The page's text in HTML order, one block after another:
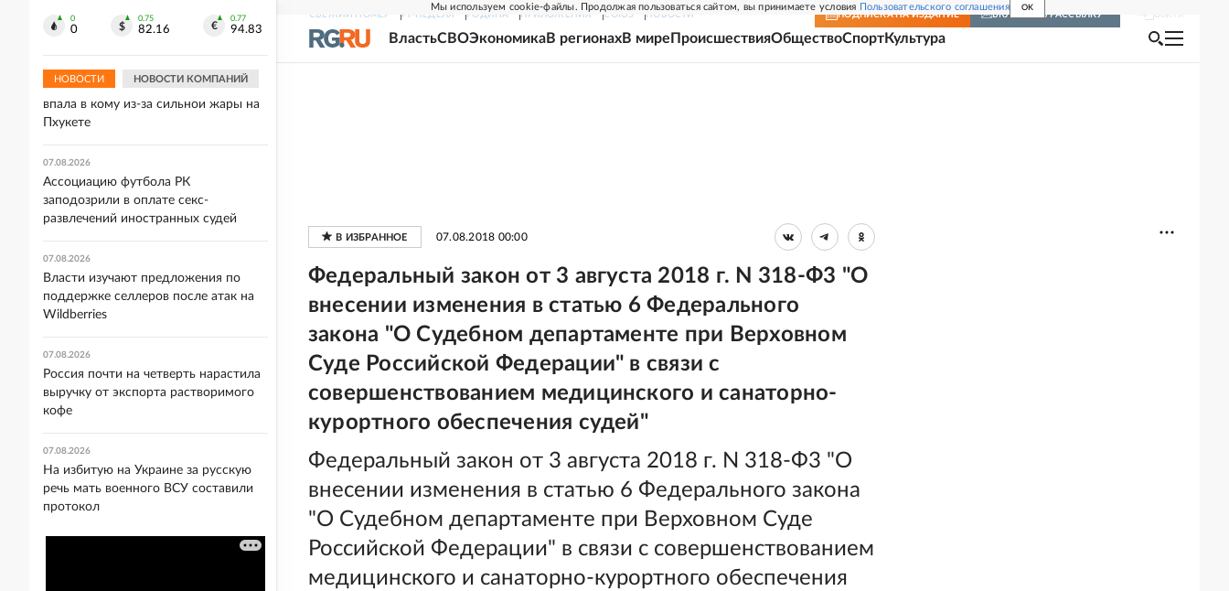
Мы используем cookie-файлы. Продолжая пользоваться сайтом, вы принимаете условия Пользовательского соглашения OK
СВЕЖИЙ НОМЕР РГ-НЕДЕЛЯ РОДИНА ПРИЛОЖЕНИЯ СОЮЗ НОВОСТИ ПОДПИСКА НА ИЗДАНИЕ ВКЛЮЧИТЬ РАССЫЛКУ
ВластьСВОЭкономикаВ регионахВ мире ПроисшествияОбществоСпортКультура
07.08.2018 00:00
Федеральный закон от 3 августа 2018 г. N 318-Ф3 "О
внесении изменения в статью 6 Федерального
закона "О Судебном департаменте при Верховном
Суде Российской Федерации" в связи с
совершенствованием медицинского и санаторно-
курортного обеспечения судей"
Федеральный закон от 3 августа 2018 г. N 318-Ф3 "О
внесении изменения в статью 6 Федерального закона
"О Судебном департаменте при Верховном Суде
Российской Федерации" в связи с совершенствованием
медицинского и санаторно-курортного обеспечения
0
0
0.75
82.16
0.77
94.83
НОВОСТИ НОВОСТИ КОМПАНИЙ
Второй мировой
Mash: Мать двоих детей из России
впала в кому из-за сильной жары на
Пхукете
07.08.2026
Ассоциацию футбола РК
заподозрили в оплате секс-
развлечений иностранных судей
07.08.2026
Власти изучают предложения по
поддержке селлеров после атак на
Wildberries
07.08.2026
Россия почти на четверть нарастила
выручку от экспорта растворимого
кофе
07.08.2026
На избитую на Украине за русскую
речь мать военного ВСУ составили
протокол